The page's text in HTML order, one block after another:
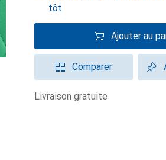
tôt
Ajouter au
Comparer
livraison gratuite